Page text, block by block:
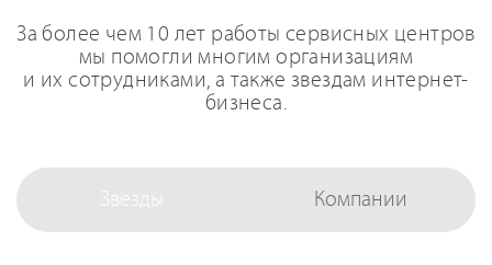
За более чем 10 лет работы сервисных центров
мы помогли многим организациям
и их сотрудниками, а также звездам интернет-
бизнеса.
Звезды Компании